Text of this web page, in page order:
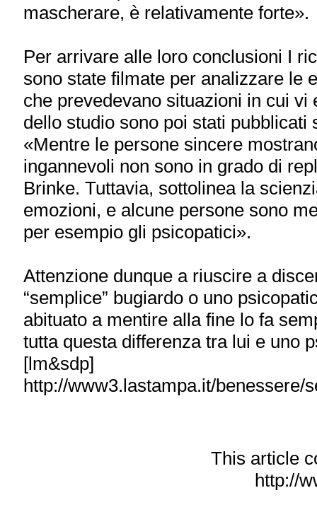
mascherare, è relativamente forte».
Per arrivare alle loro conclusioni I
sono state filmate per analizzare le
che prevedevano situazioni in cui
dello studio sono poi stati
«Mentre le persone sincere
ingannevoli non sono in grado di
Brinke. Tuttavia, sottolinea la
emozioni, e alcune persone sono
per esempio gli psicopatici».
Attenzione dunque a riuscire a
“semplice” bugiardo o uno
abituato a mentire alla fine lo fa
tutta questa differenza tra lui e uno
[lm&sdp]
http://www3.lastampa.it/benessere/
This article
http://